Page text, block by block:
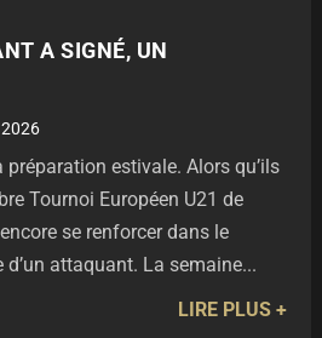
A SIGNÉ, UN
préparation estivale. Alors qu’ils
Tournoi Européen U21 de
se renforcer dans le
attaquant. La semaine...
LIRE PLUS